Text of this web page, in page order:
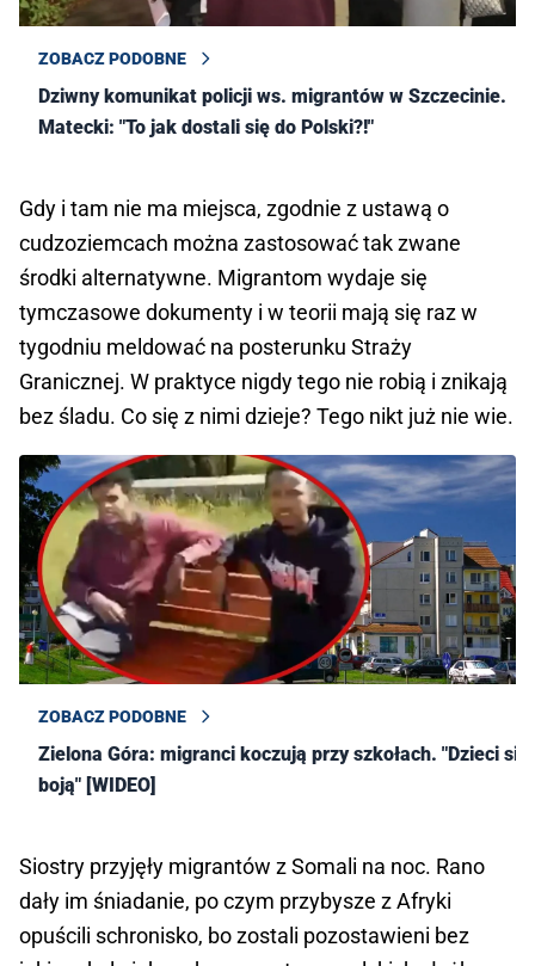
ZOBACZ PODOBNE
Dziwny komunikat policji ws. migrantów w Szczecinie.
Matecki: "To jak dostali się do Polski?!"
Gdy i tam nie ma miejsca, zgodnie z ustawą o
cudzoziemcach można zastosować tak zwane
środki alternatywne. Migrantom wydaje się
tymczasowe dokumenty i w teorii mają się raz w
tygodniu meldować na posterunku Straży
Granicznej. W praktyce nigdy tego nie robią i znikają
bez śladu. Co się z nimi dzieje? Tego nikt już nie wie.
ZOBACZ PODOBNE
Zielona Góra: migranci koczują przy szkołach. "Dzieci się
boją" [WIDEO]
Siostry przyjęły migrantów z Somali na noc. Rano
dały im śniadanie, po czym przybysze z Afryki
opuścili schronisko, bo zostali pozostawieni bez